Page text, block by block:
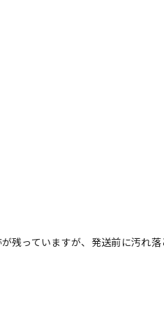
残っていますが、発送前に汚れ